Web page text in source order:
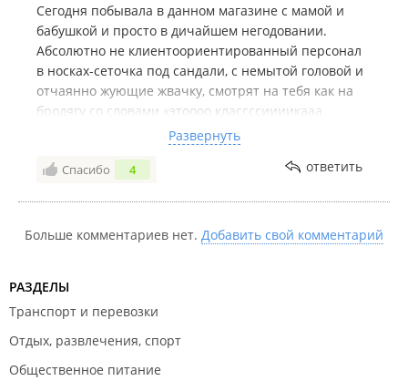
Сегодня побывала в данном магазине с мамой и
бабушкой и просто в дичайшем негодовании.
Абсолютно не клиентоориентированный персонал
в носках-сеточка под сандали, с немытой головой и
отчаянно жующие жвачку, смотрят на тебя как на
бродягу со словами «этоооо классссиииикааа
Раз пять упомянули «у нас дешевых вещей нет» на
любой вопрос о стоимости, с закатанными глазами
Мама моя, в отличие от меня, довольно скромный и
Мало того, что эти «бабы» позволяли себе
насмехаться и передразнивать клиентов, вроде «да
есть, а потом и приходите». Сотрудники
предложили примерить тот же фасон и тот же
Развернуть
Спасибо 4 ответить
Больше комментариев нет. Добавить свой комментарий
РАЗДЕЛЫ
Транспорт и перевозки
Отдых, развлечения, спорт
Общественное питание